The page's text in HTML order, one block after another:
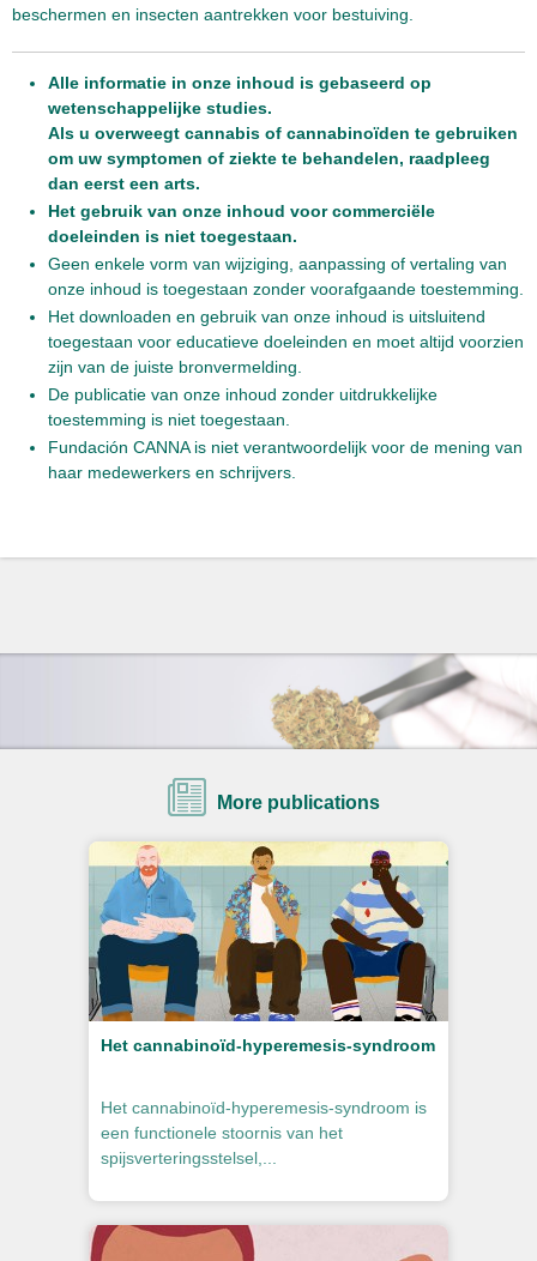
beschermen en insecten aantrekken voor bestuiving.
Alle informatie in onze inhoud is gebaseerd op
wetenschappelijke studies.
Als u overweegt cannabis of cannabinoïden te gebruiken
om uw symptomen of ziekte te behandelen, raadpleeg
dan eerst een arts.
Het gebruik van onze inhoud voor commerciële
doeleinden is niet toegestaan.
Geen enkele vorm van wijziging, aanpassing of vertaling van
onze inhoud is toegestaan zonder voorafgaande toestemming.
Het downloaden en gebruik van onze inhoud is uitsluitend
toegestaan voor educatieve doeleinden en moet altijd voorzien
zijn van de juiste bronvermelding.
De publicatie van onze inhoud zonder uitdrukkelijke
toestemming is niet toegestaan.
Fundación CANNA is niet verantwoordelijk voor de mening van
haar medewerkers en schrijvers.
More publications
Het cannabinoïd-hyperemesis-syndroom
Het cannabinoïd-hyperemesis-syndroom is
een functionele stoornis van het
spijsverteringsstelsel,...